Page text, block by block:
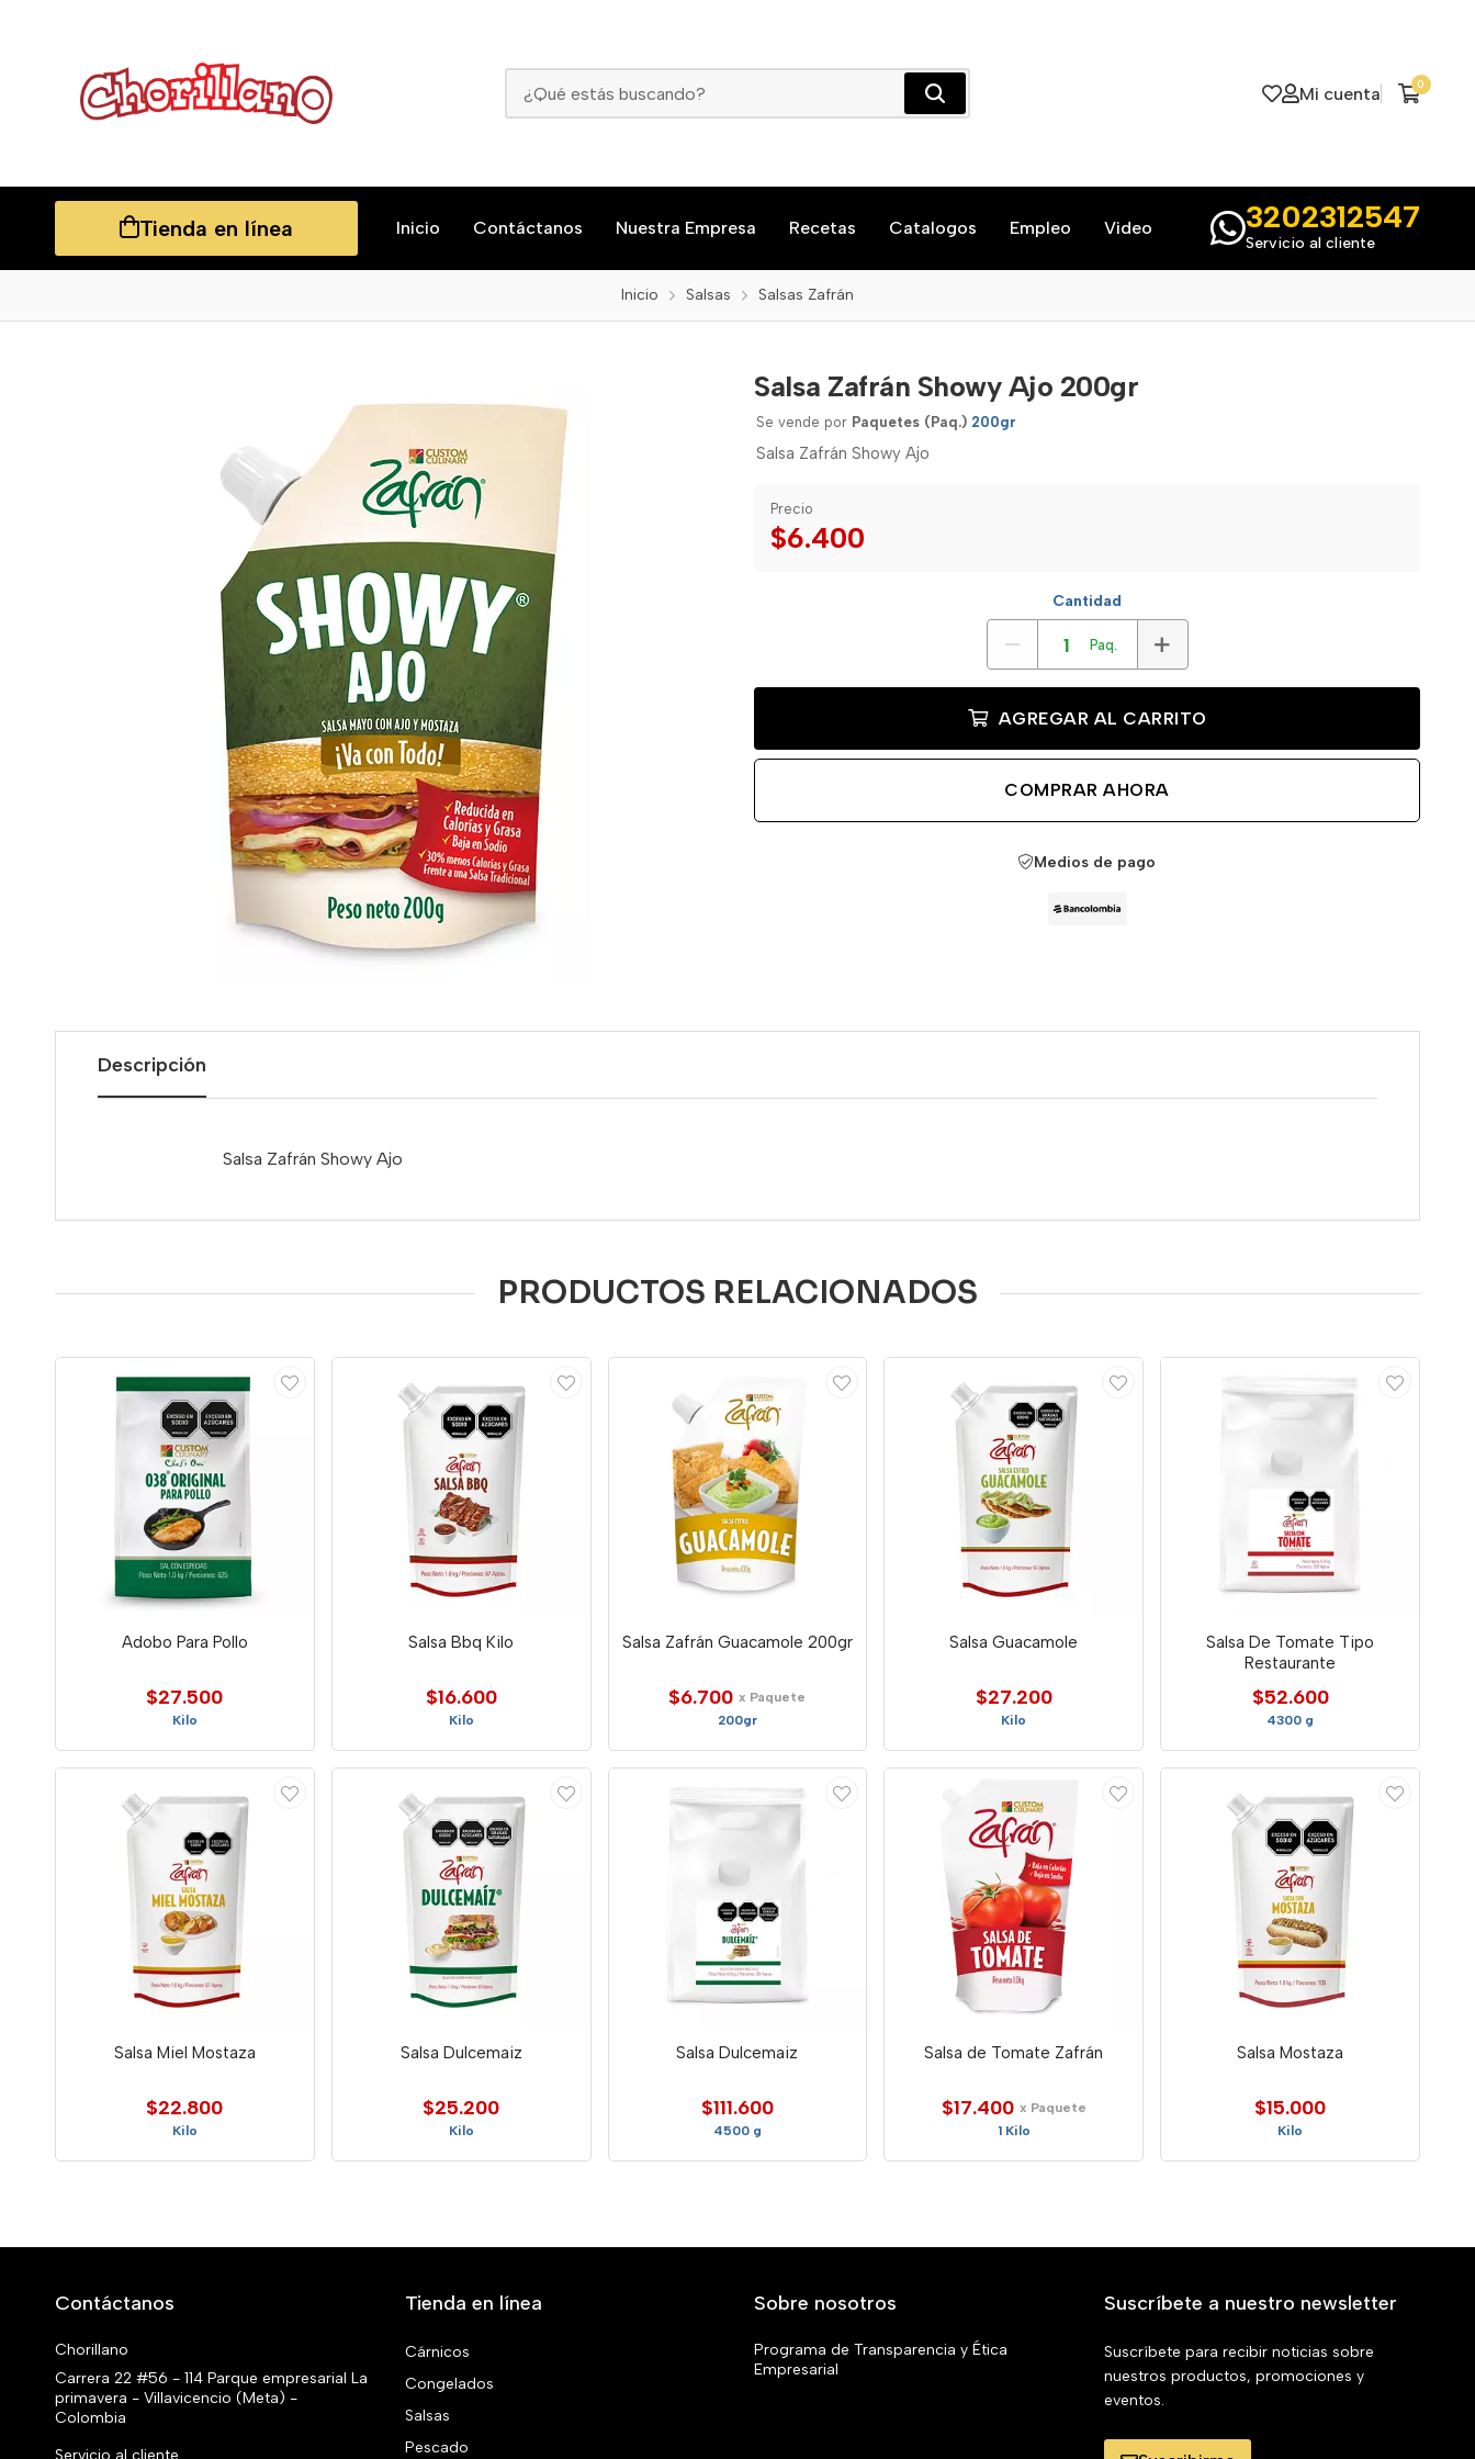
Mi cuenta 0
Tienda en línea Inicio Contáctanos Nuestra Empresa Recetas Catalogos Empleo Video 3202312547
Servicio al cliente
Inicio Salsas Salsas Zafrán
Salsa Zafrán Showy Ajo 200gr
Se vende por Paquetes (Paq.) 200gr
Salsa Zafrán Showy Ajo
Precio
$6.400
Cantidad
Paq.
AGREGAR AL CARRITO
COMPRAR AHORA
Medios de pago
Descripción
Salsa Zafrán Showy Ajo
PRODUCTOS RELACIONADOS
Adobo Para Pollo
$27.500
Kilo
Salsa Bbq Kilo
$16.600
Kilo
Salsa Zafrán Guacamole 200gr
$6.700 x Paquete
200gr
Salsa Guacamole
$27.200
Kilo
Salsa De Tomate Tipo
Restaurante
$52.600
4300 g
Salsa Miel Mostaza
$22.800
Kilo
Salsa Dulcemaiz
$25.200
Kilo
Salsa Dulcemaiz
$111.600
4500 g
Salsa de Tomate Zafrán
$17.400 x Paquete
1 Kilo
Salsa Mostaza
$15.000
Kilo
Contáctanos
Chorillano
Carrera 22 #56 - 114 Parque empresarial La
primavera - Villavicencio (Meta) -
Colombia
Servicio al cliente
Tienda en línea
Cárnicos
Congelados
Salsas
Pescado
Sobre nosotros
Programa de Transparencia y Ética
Empresarial
Suscríbete a nuestro newsletter
Suscríbete para recibir noticias sobre
nuestros productos, promociones y
eventos.